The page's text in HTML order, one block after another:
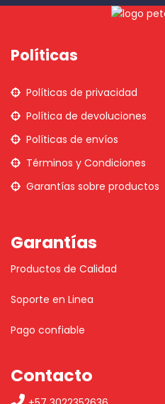
Políticas
Políticas de privacidad
Política de devoluciones
Políticas de envíos
Términos y Condiciones
Garantías sobre productos
Garantías
Productos de Calidad
Soporte en Linea
Pago confiable
Contacto